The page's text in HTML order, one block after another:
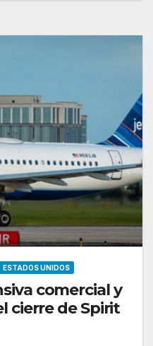
ESTADOS UNIDOS
comercial y
cierre de Spirit